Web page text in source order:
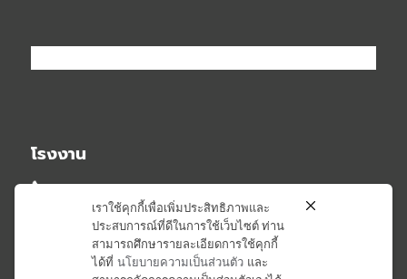
โรงงาน
02 - 581 - 2348
02 - 581 - 6407
เราใช้คุกกี้เพื่อเพิ่มประสิทธิภาพและ
ประสบการณ์ที่ดีในการใช้เว็บไซต์ ท่าน
สามารถศึกษารายละเอียดการใช้คุกกี้
ได้ที่ นโยบายความเป็นส่วนตัว และ